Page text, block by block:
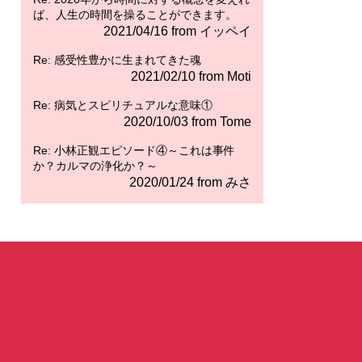
ば、人生の時間を操ることができます。
2021/04/16 from イッペイ
Re: 感受性豊かに生まれてきた魂
2021/02/10 from Moti
Re: 病気とスピリチュアルな意味①
2020/10/03 from Tome
Re: 小林正観エピソード④～これは事件
か？カルマの浄化か？～
2020/01/24 from みさ